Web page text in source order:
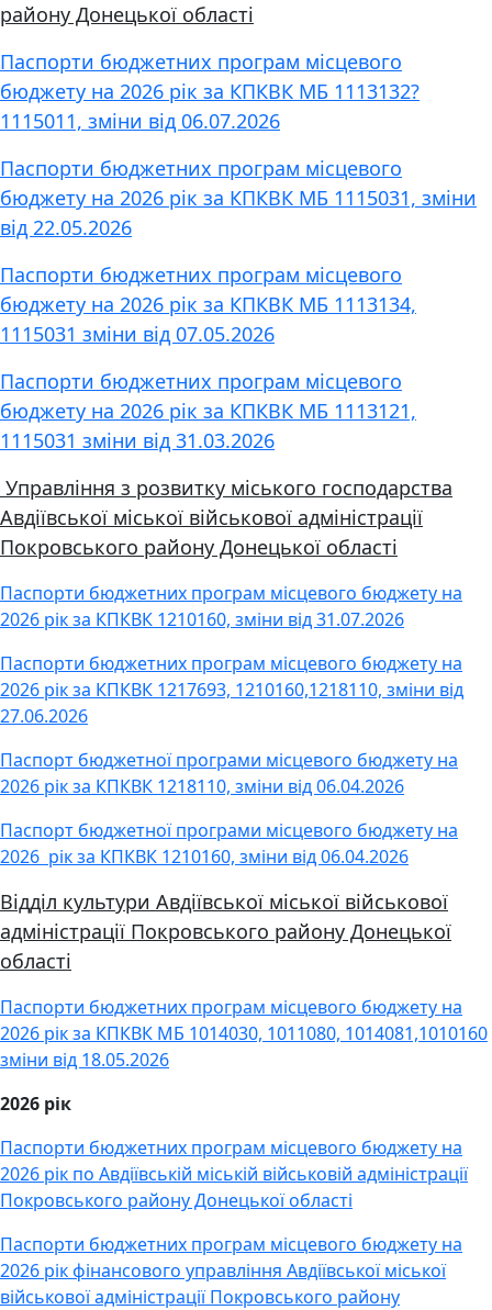
району Донецької області
Паспорти бюджетних програм місцевого
бюджету на 2026 рік за КПКВК МБ 1113132?
1115011, зміни від 06.07.2026
Паспорти бюджетних програм місцевого
бюджету на 2026 рік за КПКВК МБ 1115031, зміни
від 22.05.2026
Паспорти бюджетних програм місцевого
бюджету на 2026 рік за КПКВК МБ 1113134,
1115031 зміни від 07.05.2026
Паспорти бюджетних програм місцевого
бюджету на 2026 рік за КПКВК МБ 1113121,
1115031 зміни від 31.03.2026
Управління з розвитку міського господарства
Авдіївської міської військової адміністрації
Покровського району Донецької області
Паспорти бюджетних програм місцевого бюджету на
2026 рік за КПКВК 1210160, зміни від 31.07.2026
Паспорти бюджетних програм місцевого бюджету на
2026 рік за КПКВК 1217693, 1210160,1218110, зміни від
27.06.2026
Паспорт бюджетної програми місцевого бюджету на
2026 рік за КПКВК 1218110, зміни від 06.04.2026
Паспорт бюджетної програми місцевого бюджету на
2026 рік за КПКВК 1210160, зміни від 06.04.2026
Відділ культури Авдіївської міської військової
адміністрації Покровського району Донецької
області
Паспорти бюджетних програм місцевого бюджету на
2026 рік за КПКВК МБ 1014030, 1011080, 1014081,1010160
зміни від 18.05.2026
2026 рік
Паспорти бюджетних програм місцевого бюджету на
2026 рік по Авдіївській міській військовій адміністрації
Покровського району Донецької області
Паспорти бюджетних програм місцевого бюджету на
2026 рік фінансового управління Авдіївської міської
військової адміністрації Покровського району